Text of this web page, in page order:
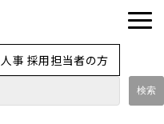
人事 採用担当者の方